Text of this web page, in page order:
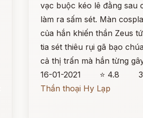
vạc buộc kéo lê đằng sau
làm ra sấm sét. Màn
của hắn khiến thần Zeus
tia sét thiêu rụi gã bạo
cả thị trấn mà hắn từng
16-01-2021
⭐ 4.8
Thần thoại Hy Lạp